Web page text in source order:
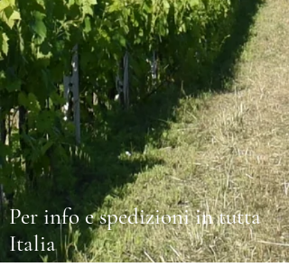
Per info e spedizioni in tutta
Italia